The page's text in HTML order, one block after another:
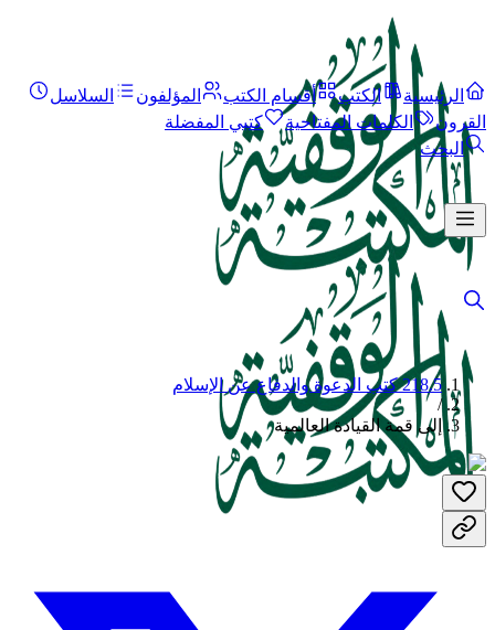
الرئيسية الكتب أقسام الكتب المؤلفون
السلاسل
القرون
الكلمات المفتاحية
كتبي المفضلة
البحث
218.5 كتب الدعوة والدفاع عن الإسلام
/
إلى قمة القيادة العالمية